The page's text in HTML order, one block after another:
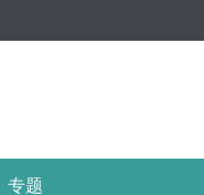
专题